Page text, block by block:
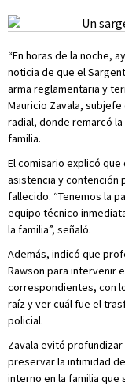
“En horas de la noche,
noticia de que el
arma reglamentaria y
Mauricio Zavala,
radial, donde remarcó
familia.
El comisario explicó
asistencia y contención
fallecido. “Tenemos la
equipo técnico
la familia”, señaló.
Además, indicó que
Rawson para intervenir
correspondientes, con
raíz y ver cuál fue el
policial.
Zavala evitó
preservar la intimidad
interno en la familia